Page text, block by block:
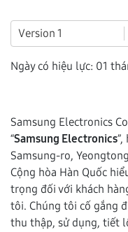
Version 1
Ngày có hiệu lực: 01
Samsung Electronics
“Samsung Electronics”,
Samsung-ro,
Cộng hòa Hàn Quốc
trọng đối với khách
tôi. Chúng tôi cố gắng
thu thập, sử dụng, tiết